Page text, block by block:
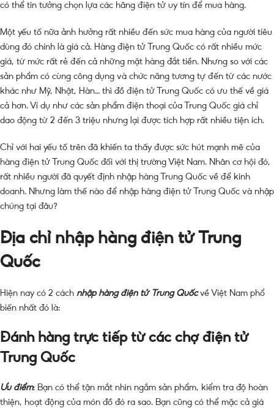
có thể tin tưởng chọn lựa các hãng điện tử uy tín để mua hàng.
Một yếu tố nữa ảnh hưởng rất nhiều đến sức mua hàng của người tiêu
dùng đó chính là giá cả. Hàng điện tử Trung Quốc có rất nhiều mức
giá, từ mức rất rẻ đến cả những mặt hàng đắt tiền. Nhưng so với các
sản phẩm có cùng công dụng và chức năng tương tự đến từ các nước
khác như Mỹ, Nhật, Hàn… thì đồ điện tử Trung Quốc có ưu thế về giá
cả hơn. Ví dụ như các sản phẩm điện thoại của Trung Quốc giá chỉ
dao động từ 2 đến 3 triệu nhưng lại được tích hợp rất nhiều tiện ích.
Chỉ với hai yếu tố trên đã khiến ta thấy được sức hút mạnh mẽ của
hàng điện tử Trung Quốc đối với thị trường Việt Nam. Nhân cơ hội đó,
rất nhiều người đã quyết định nhập hàng Trung Quốc về để kinh
doanh. Nhưng làm thế nào để nhập hàng điện tử Trung Quốc và nhập
chúng tại đâu?
Địa chỉ nhập hàng điện tử Trung
Quốc
Hiện nay có 2 cách nhập hàng điện tử Trung Quốcvề Việt Nam phổ
biến nhất đó là:
Đánh hàng trực tiếp từ các chợ điện tử
Trung Quốc
Ưu điểm: Bạn có thể tận mắt nhìn ngắm sản phẩm, kiểm tra độ hoàn
thiện, hoạt động của món đồ đó ra sao. Bạn cũng có thể mặc cả giá